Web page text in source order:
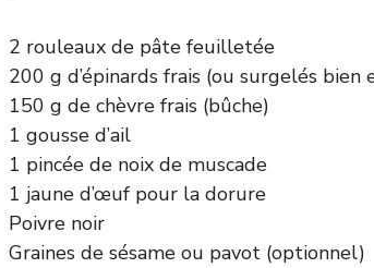
2 rouleaux de pâte feuilletée
200 g d’épinards frais (ou surgelés bien
150 g de chèvre frais (bûche)
1 gousse d’ail
1 pincée de noix de muscade
1 jaune d’œuf pour la dorure
Poivre noir
Graines de sésame ou pavot (optionnel)